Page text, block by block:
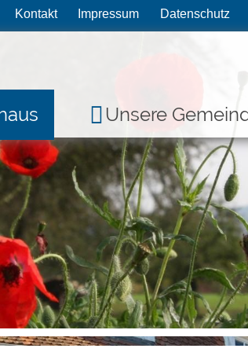
Kontakt Impressum Datenschutz
Unsere